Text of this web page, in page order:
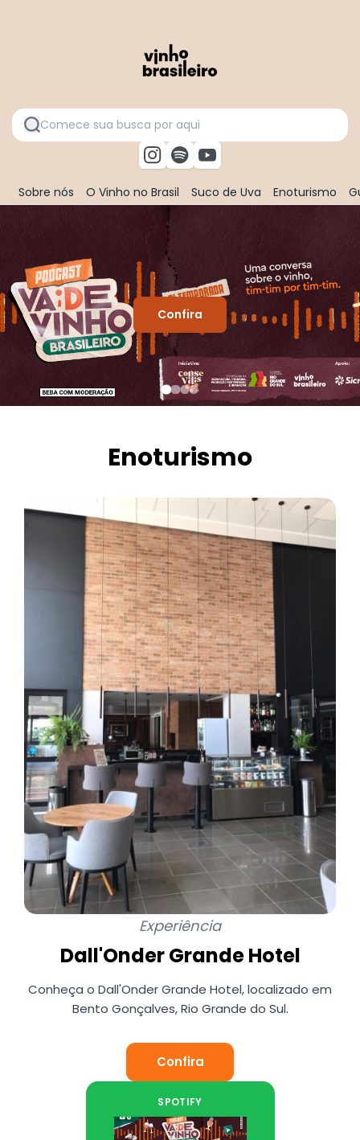
Sobre nós O Vinho no Brasil Suco de Uva Enoturismo
Confira
Enoturismo
Experiência
Dall'Onder Grande Hotel
Conheça o Dall'Onder Grande Hotel, localizado em
Bento Gonçalves, Rio Grande do Sul.
Confira
SPOTIFY